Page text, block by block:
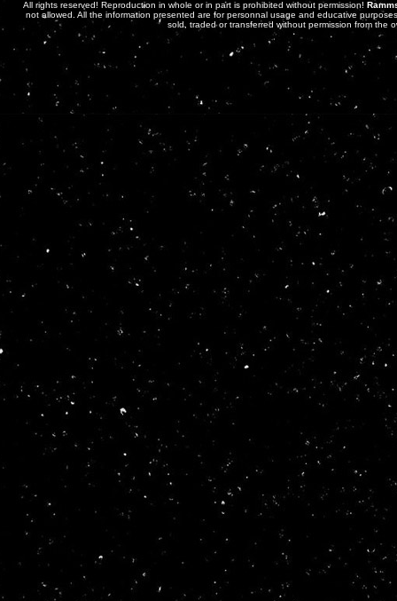
All rights reserved! Reproduction in whole or in part is prohibited without permission!
not allowed. All the information presented are for personnal usage and educative
sold, traded or transferred without permission from the